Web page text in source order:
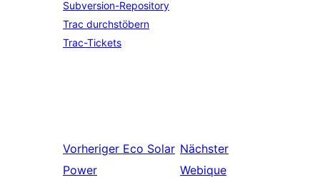
Subversion-Repository
Trac durchstöbern
Trac-Tickets
Vorheriger Eco Solar
Power
Nächster
Webique